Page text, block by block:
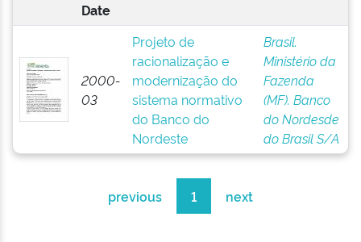
Date
2000-
03
Projeto de
racionalização e
modernização do
sistema normativo
do Banco do
Nordeste
Brasil.
Ministério da
Fazenda
(MF). Banco
do Nordesde
do Brasil S/A
previous 1 next